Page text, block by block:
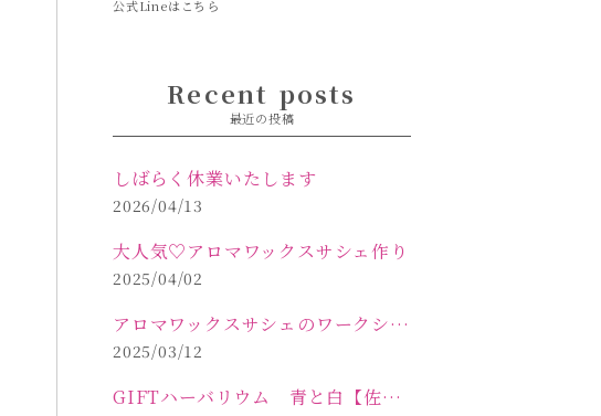
公式Lineはこちら
Recent posts
最近の投稿
しばらく休業いたします
2026/04/13
大人気♡アロマワックスサシェ作り
2025/04/02
アロマワックスサシェのワークショップinPOLA中込原店 VOL.2
2025/03/12
GIFTハーバリウム 青と白【佐久市 ハーバリウム ギフト】